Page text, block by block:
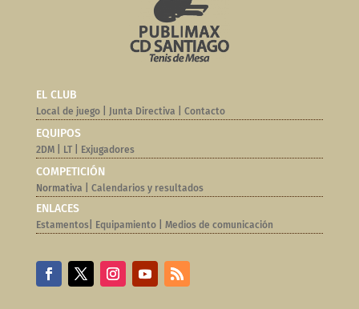
EL CLUB
Local de juego| Junta Directiva Contacto
EQUIPOS
2DM| LT| Exjugadores
COMPETICIÓN
Normativa | Calendarios y resultados
ENLACES
Estamentos| Equipamiento| Medios de comunicación